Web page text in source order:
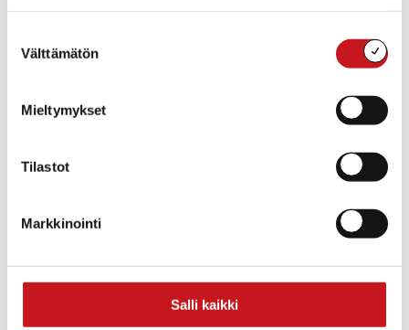
valinta
Välttämätön
Mieltymykset
Tilastot
Markkinointi
Salli kaikki
Rautalammin sankarihautausmaa
Kirkkotie, kirkon vieressä
+ Google Map